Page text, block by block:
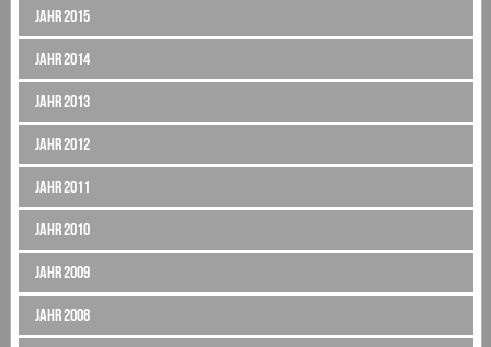
Jahr 2015
Jahr 2014
Jahr 2013
Jahr 2012
Jahr 2011
Jahr 2010
Jahr 2009
Jahr 2008